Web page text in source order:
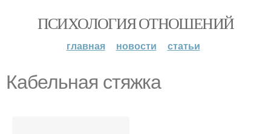
ПСИХОЛОГИЯ ОТНОШЕНИЙ
главная новости статьи
Кабельная стяжка